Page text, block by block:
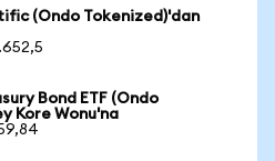
(Ondo Tokenized)'dan
Bond ETF (Ondo
Kore Wonu'na